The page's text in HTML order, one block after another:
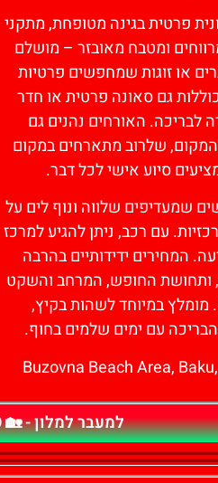
פרטית בגינה מטופחת, מתקני
ומטבח מאובזר – מושלם
או זוגות שמחפשים פרטיות
גם סאונה פרטית או חדר
לבריכה. האורחים נהנים גם
שלרוב מתארחים במקום
סיוע אישי לכל דבר.
שמעדיפים שלווה ונוף לים על
עם רכב, ניתן להגיע למרכז
נסיעה. המחירים ידידותיים בהרבה
ותחושת החופש, המרחב והשקט
במיוחד לשהות בקיץ,
עם ימים שלמים בחוף.
למעבר למלון - 🏡 Villa OHO - לחצו כאן